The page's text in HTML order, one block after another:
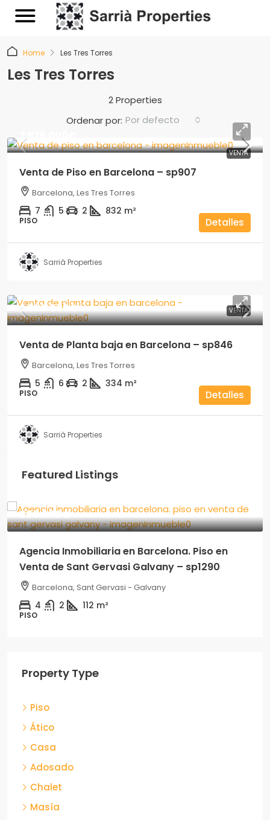
Home Les Tres Torres
Les Tres Torres
2 Properties
Ordenar por: Por defecto
VENTA
2.575.000€
Venta de Piso en Barcelona – sp907
Barcelona, Les Tres Torres
7 5 2 832 m²
PISO Detalles
Sarrià Properties
VENTA
2.995.000€
Venta de Planta baja en Barcelona – sp846
Barcelona, Les Tres Torres
5 6 2 334 m²
PISO Detalles
Sarrià Properties
Featured Listings
900.000€
Agencia Inmobiliaria en Barcelona. Piso en
Venta de Sant Gervasi Galvany – sp1290
Barcelona, Sant Gervasi - Galvany
4 2 112 m²
PISO
Property Type
Piso
Ático
Casa
Adosado
Chalet
Masía